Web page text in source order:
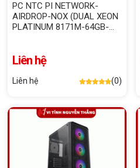
PC NTC PI NETWORK-
AIRDROP-NOX (DUAL XEON
PLATINUM 8171M-64GB-
Liên hệ
Liên hệ (0)